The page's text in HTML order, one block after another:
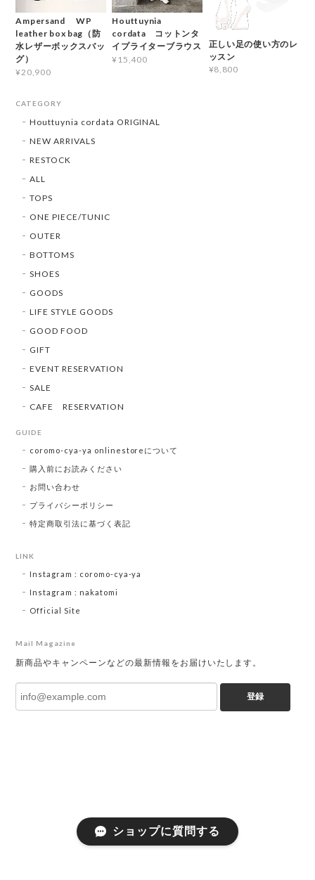
Ampersand WP
leather box bag（防
水レザーボックスバッ
グ）
¥20,900
Houttuynia
cordata コットンタ
イプライターブラウス
¥15,400
正しい足の使い方のレ
ッスン
¥8,800
CATEGORY
Houttuynia cordata ORIGINAL
NEW ARRIVALS
RESTOCK
ALL
TOPS
ONE PIECE/TUNIC
OUTER
BOTTOMS
SHOES
GOODS
LIFE STYLE GOODS
GOOD FOOD
GIFT
EVENT RESERVATION
SALE
CAFE RESERVATION
GUIDE
coromo-cya-ya onlinestoreについて
購入前にお読みください
お問い合わせ
プライバシーポリシー
特定商取引法に基づく表記
LINK
Instagram : coromo-cya-ya
Instagram : nakatomi
Official Site
Mail Magazine
新商品やキャンペーンなどの最新情報をお届けいたします。
登録
ショップに質問する